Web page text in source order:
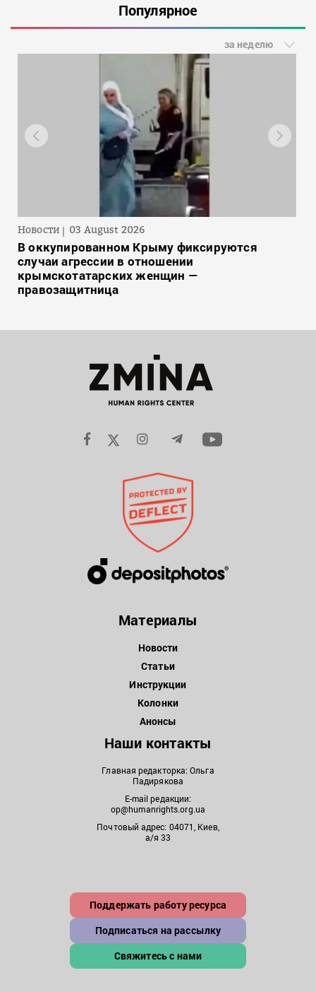
Популярное
за неделю
Новости 03 August 2026
В оккупированном Крыму фиксируются
случаи агрессии в отношении
крымскотатарских женщин —
правозащитница
Материалы
Новости
Статьи
Инструкции
Колонки
Анонсы
Наши контакты
Главная редакторка: Ольга
Падирякова
E-mail редакции:
op@humanrights.org.ua
Почтовый адрес: 04071, Киев,
а/я 33
Поддержать работу ресурса
Подписаться на рассылку
Свяжитесь с нами